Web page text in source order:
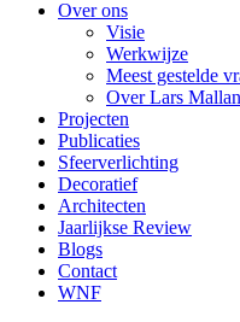
Over ons
Visie
Werkwijze
Meest gestelde
Over Lars
Projecten
Publicaties
Sfeerverlichting
Decoratief
Architecten
Jaarlijkse Review
Blogs
Contact
WNF